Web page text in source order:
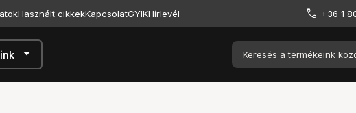
Használt cikkekKapcsolatGYIKHírlevél +36 1
arrow_drop_down